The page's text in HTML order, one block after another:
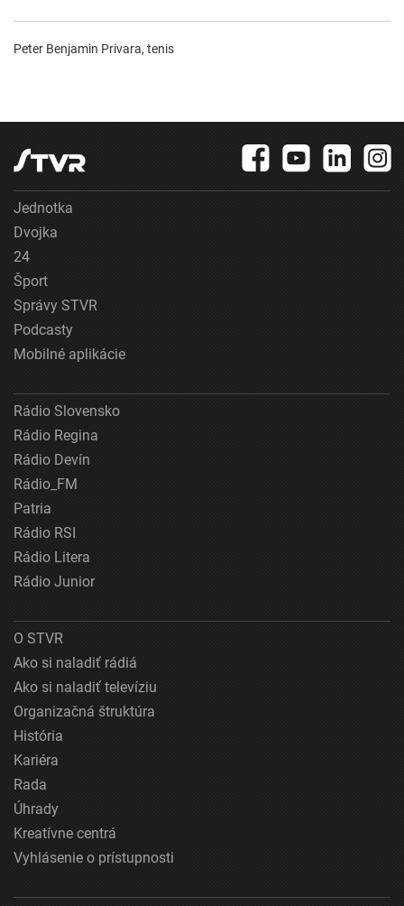
Peter Benjamin Privara, tenis
Jednotka
Dvojka
24
Šport
Správy STVR
Podcasty
Mobilné aplikácie
Rádio Slovensko
Rádio Regina
Rádio Devín
Rádio_FM
Patria
Rádio RSI
Rádio Litera
Rádio Junior
O STVR
Ako si naladiť rádiá
Ako si naladiť televíziu
Organizačná štruktúra
História
Kariéra
Rada
Úhrady
Kreatívne centrá
Vyhlásenie o prístupnosti